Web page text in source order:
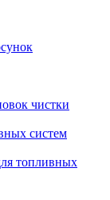
чистки
систем
топливных